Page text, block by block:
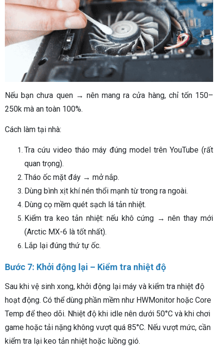
Nếu bạn chưa quen → nên mang ra cửa hàng, chỉ tốn 150–
250k mà an toàn 100%.
Cách làm tại nhà:
Tra cứu video tháo máy đúng model trên YouTube (rất
quan trọng).
Tháo ốc mặt đáy → mở nắp.
Dùng bình xịt khí nén thổi mạnh từ trong ra ngoài.
Dùng cọ mềm quét sạch lá tản nhiệt.
Kiểm tra keo tản nhiệt: nếu khô cứng → nên thay mới
(Arctic MX-6 là tốt nhất).
Lắp lại đúng thứ tự ốc.
Bước 7: Khởi động lại – Kiểm tra nhiệt độ
Sau khi vệ sinh xong, khởi động lại máy và kiểm tra nhiệt độ
hoạt động. Có thể dùng phần mềm như HWMonitor hoặc Core
Temp để theo dõi. Nhiệt độ khi idle nên dưới 50°C và khi chơi
game hoặc tải nặng không vượt quá 85°C. Nếu vượt mức, cần
kiểm tra lại keo tản nhiệt hoặc luồng gió.